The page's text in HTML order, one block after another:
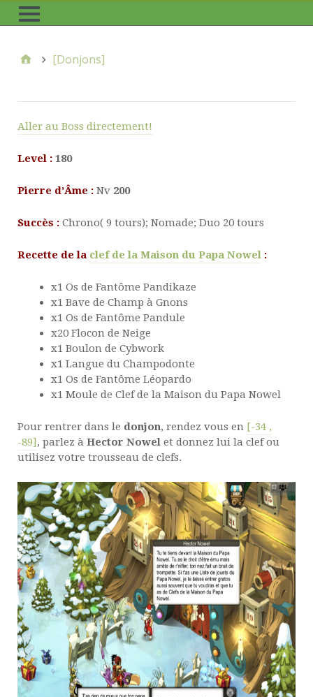
[Donjons]
Aller au Boss directement!
Level : 180
Pierre d’Âme : Nv 200
Succès : Chrono( 9 tours); Nomade; Duo 20 tours
Recette de la clef de la Maison du Papa Nowel :
x1 Os de Fantôme Pandikaze
x1 Bave de Champ à Gnons
x1 Os de Fantôme Pandule
x20 Flocon de Neige
x1 Boulon de Cybwork
x1 Langue du Champodonte
x1 Os de Fantôme Léopardo
x1 Moule de Clef de la Maison du Papa Nowel
Pour rentrer dans le donjon, rendez vous en [-34 ,
-89], parlez à Hector Nowel et donnez lui la clef ou
utilisez votre trousseau de clefs.